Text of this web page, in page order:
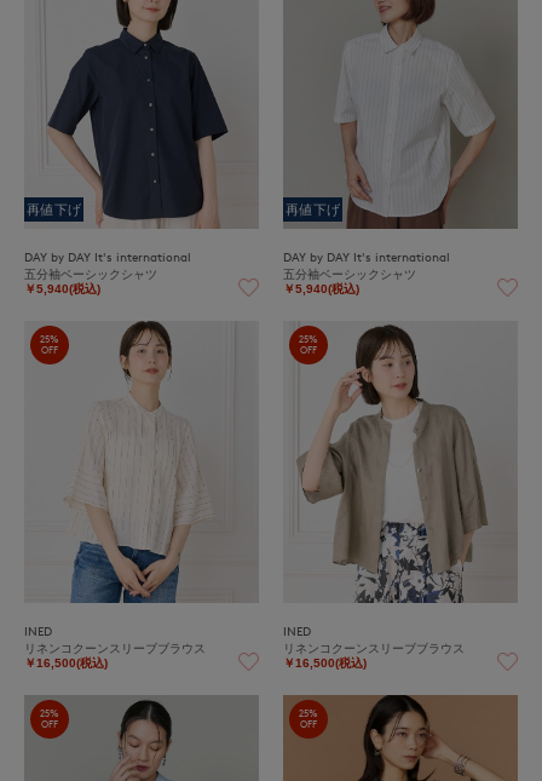
再値下げ
DAY by DAY It's international
五分袖ベーシックシャツ
￥5,940(税込)
再値下げ
DAY by DAY It's international
五分袖ベーシックシャツ
￥5,940(税込)
25%
OFF
INED
リネンコクーンスリーブブラウス
￥16,500(税込)
25%
OFF
INED
リネンコクーンスリーブブラウス
￥16,500(税込)
25%
OFF
25%
OFF